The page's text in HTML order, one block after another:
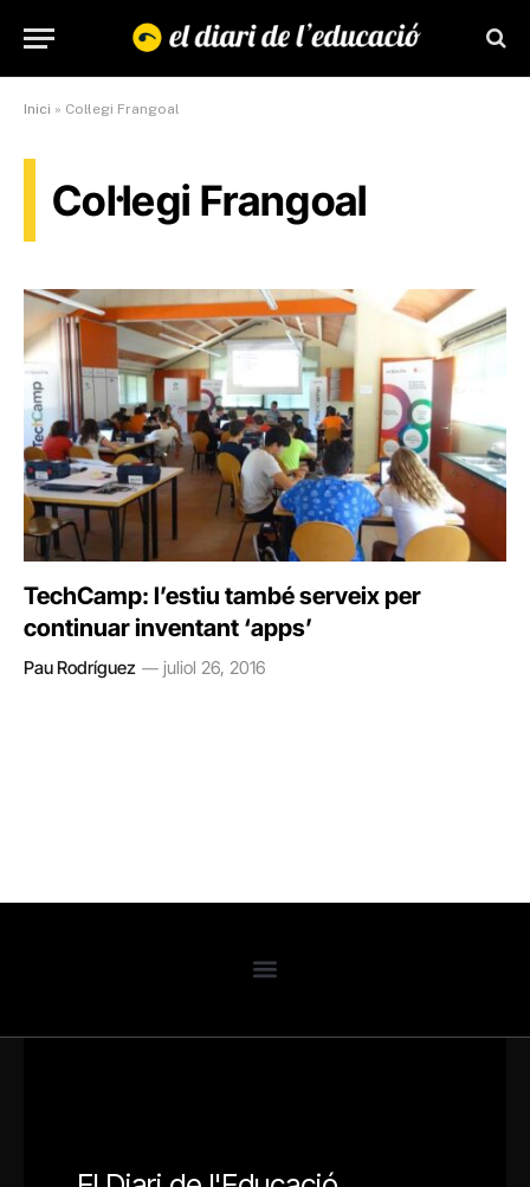
Inici » Col·legi Frangoal
Col·legi Frangoal
TechCamp: l’estiu també serveix per
continuar inventant ‘apps’
Pau Rodríguez juliol 26, 2016